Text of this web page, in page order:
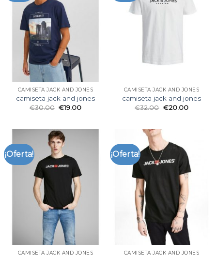
CAMISETA JACK AND JONES
camiseta jack and jones
€30.00 €19.00
CAMISETA JACK AND JONES
camiseta jack and jones
€32.00 €20.00
¡Oferta!
CAMISETA JACK AND JONES
¡Oferta!
CAMISETA JACK AND JONES